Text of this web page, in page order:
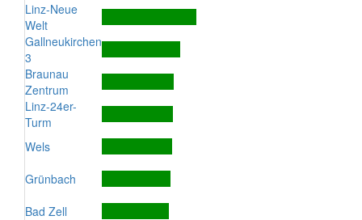
Linz-Neue
Welt
Gallneukirchen
3
Braunau
Zentrum
Linz-24er-
Turm
Wels
Grünbach
Bad Zell